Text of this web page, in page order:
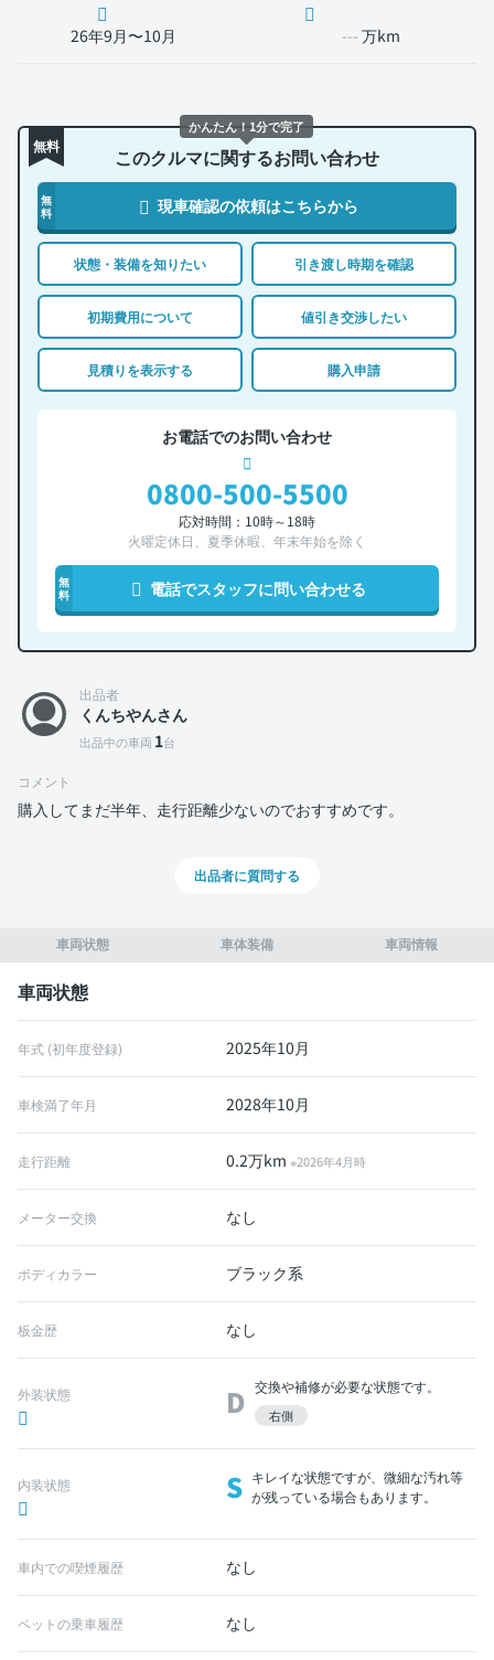
26年9月〜10月 --- 万km
無料 このクルマに関するお問い合わせ
無
料
現車確認の依頼はこちらから
状態・装備を知りたい 引き渡し時期を確認
初期費用について 値引き交渉したい
見積りを表示する 購入申請
お電話でのお問い合わせ
0800-500-5500
応対時間：10時～18時
火曜定休日、夏季休暇、年末年始を除く
無
料
電話でスタッフに問い合わせる
車両状態 車体装備 車両情報
車両状態
年式 (初年度登録) 2025年10月
車検満了年月 2028年10月
走行距離 0.2万km※2026年4月時
メーター交換 なし
ボディカラー ブラック系
板金歴 なし
外装状態 D 交換や補修が必要な状態です。
右側
内装状態 S キレイな状態ですが、微細な汚れ等
が残っている場合もあります。
車内での喫煙履歴 なし
ペットの乗車履歴 なし
出品者
くんちやんさん
出品中の車両 1台
コメント
購入してまだ半年、走行距離少ないのでおすすめです。
出品者に質問する
かんたん！1分で完了